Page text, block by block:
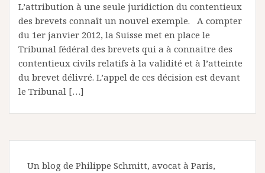
L’attribution à une seule juridiction du contentieux
des brevets connaît un nouvel exemple. A compter
du 1er janvier 2012, la Suisse met en place le
Tribunal fédéral des brevets qui a à connaitre des
contentieux civils relatifs à la validité et à l’atteinte
du brevet délivré. L’appel de ces décision est devant
le Tribunal […]
Un blog de Philippe Schmitt, avocat à Paris,